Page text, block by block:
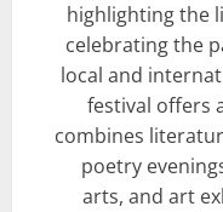
highlighting the
celebrating the
local and
festival offers
combines
poetry
arts, and art